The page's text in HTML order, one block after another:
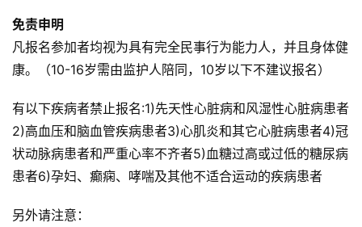
注意事项1、听从领队安排，徒步过程中，务必踩稳，才开始行走，
注意有无碎石及松动泥土，按常规路线行走，勿走危险路线、做危
是否安全，切勿因为贪恋大海美色，而忘情投入它怀抱（就是掉下
去了啦）！！！2、徒步过程中，请结伴而行，勿单独行动（单独报
名者要提前车上认识同伴，互相照应），保持电话畅通。3、活动期
间注意环保，请勿随地丢弃垃圾、尽量不破坏植被4、请勿穿着高跟
鞋，拖鞋，裙子，短裤等不便于爬山远动的装备